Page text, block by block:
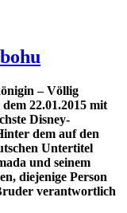
– Völlig
22.01.2015 mit
Disney-
dem auf den
Untertitel
und seinem
diejenige Person
verantwortlich